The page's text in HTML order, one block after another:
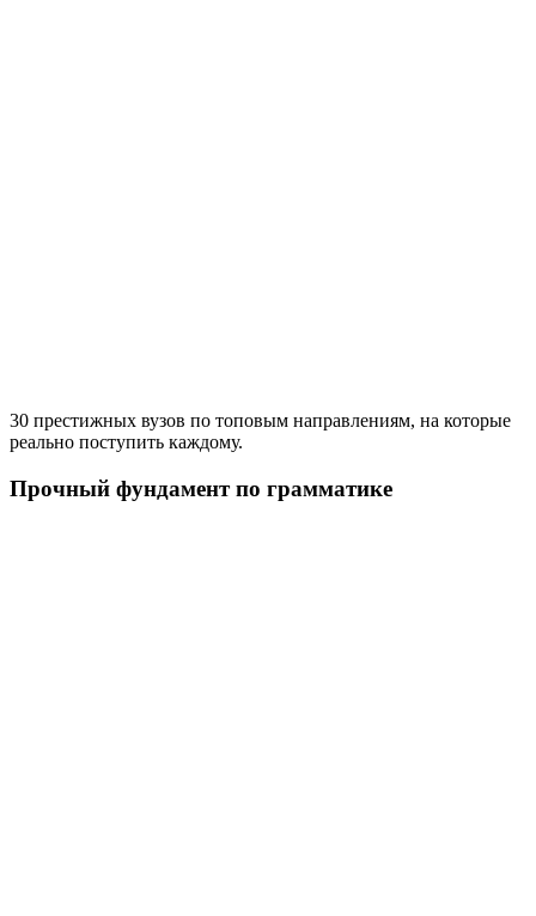
30 престижных вузов по топовым направлениям, на которые
реально поступить каждому.
Прочный фундамент по грамматике